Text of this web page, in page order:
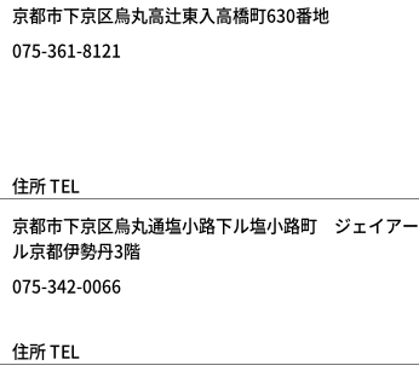
京都市下京区烏丸高辻東入高橋町630番地
075-361-8121
住所 TEL
京都市下京区烏丸通塩小路下ル塩小路町 ジェイアー
ル京都伊勢丹3階
075-342-0066
住所 TEL